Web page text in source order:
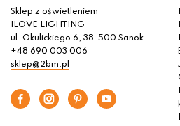
Sklep z oświetleniem
ILOVE LIGHTING
ul. Okulickiego 6, 38-500 Sanok
+48 690 003 006
sklep@2bm.pl